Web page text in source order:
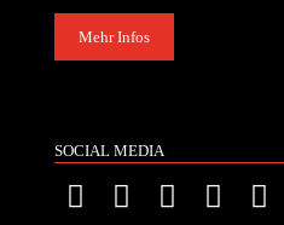
Mehr Infos
SOCIAL MEDIA